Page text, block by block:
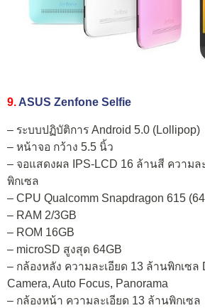
9. ASUS Zenfone Selfie
– ระบบปฏิบัติการ Android 5.0 (Lollipop)
– หน้าจอ กว้าง 5.5 นิ้ว
– จอแสดงผล IPS-LCD 16 ล้านสี ความล
พิกเซล
– CPU Qualcomm Snapdragon 615
– RAM 2/3GB
– ROM 16GB
– microSD สูงสุด 64GB
– กล้องหลัง ความละเอียด 13 ล้านพิกเซล
Camera, Auto Focus, Panorama
– กล้องหน้า ความละเอียด 13 ล้านพิกเซล